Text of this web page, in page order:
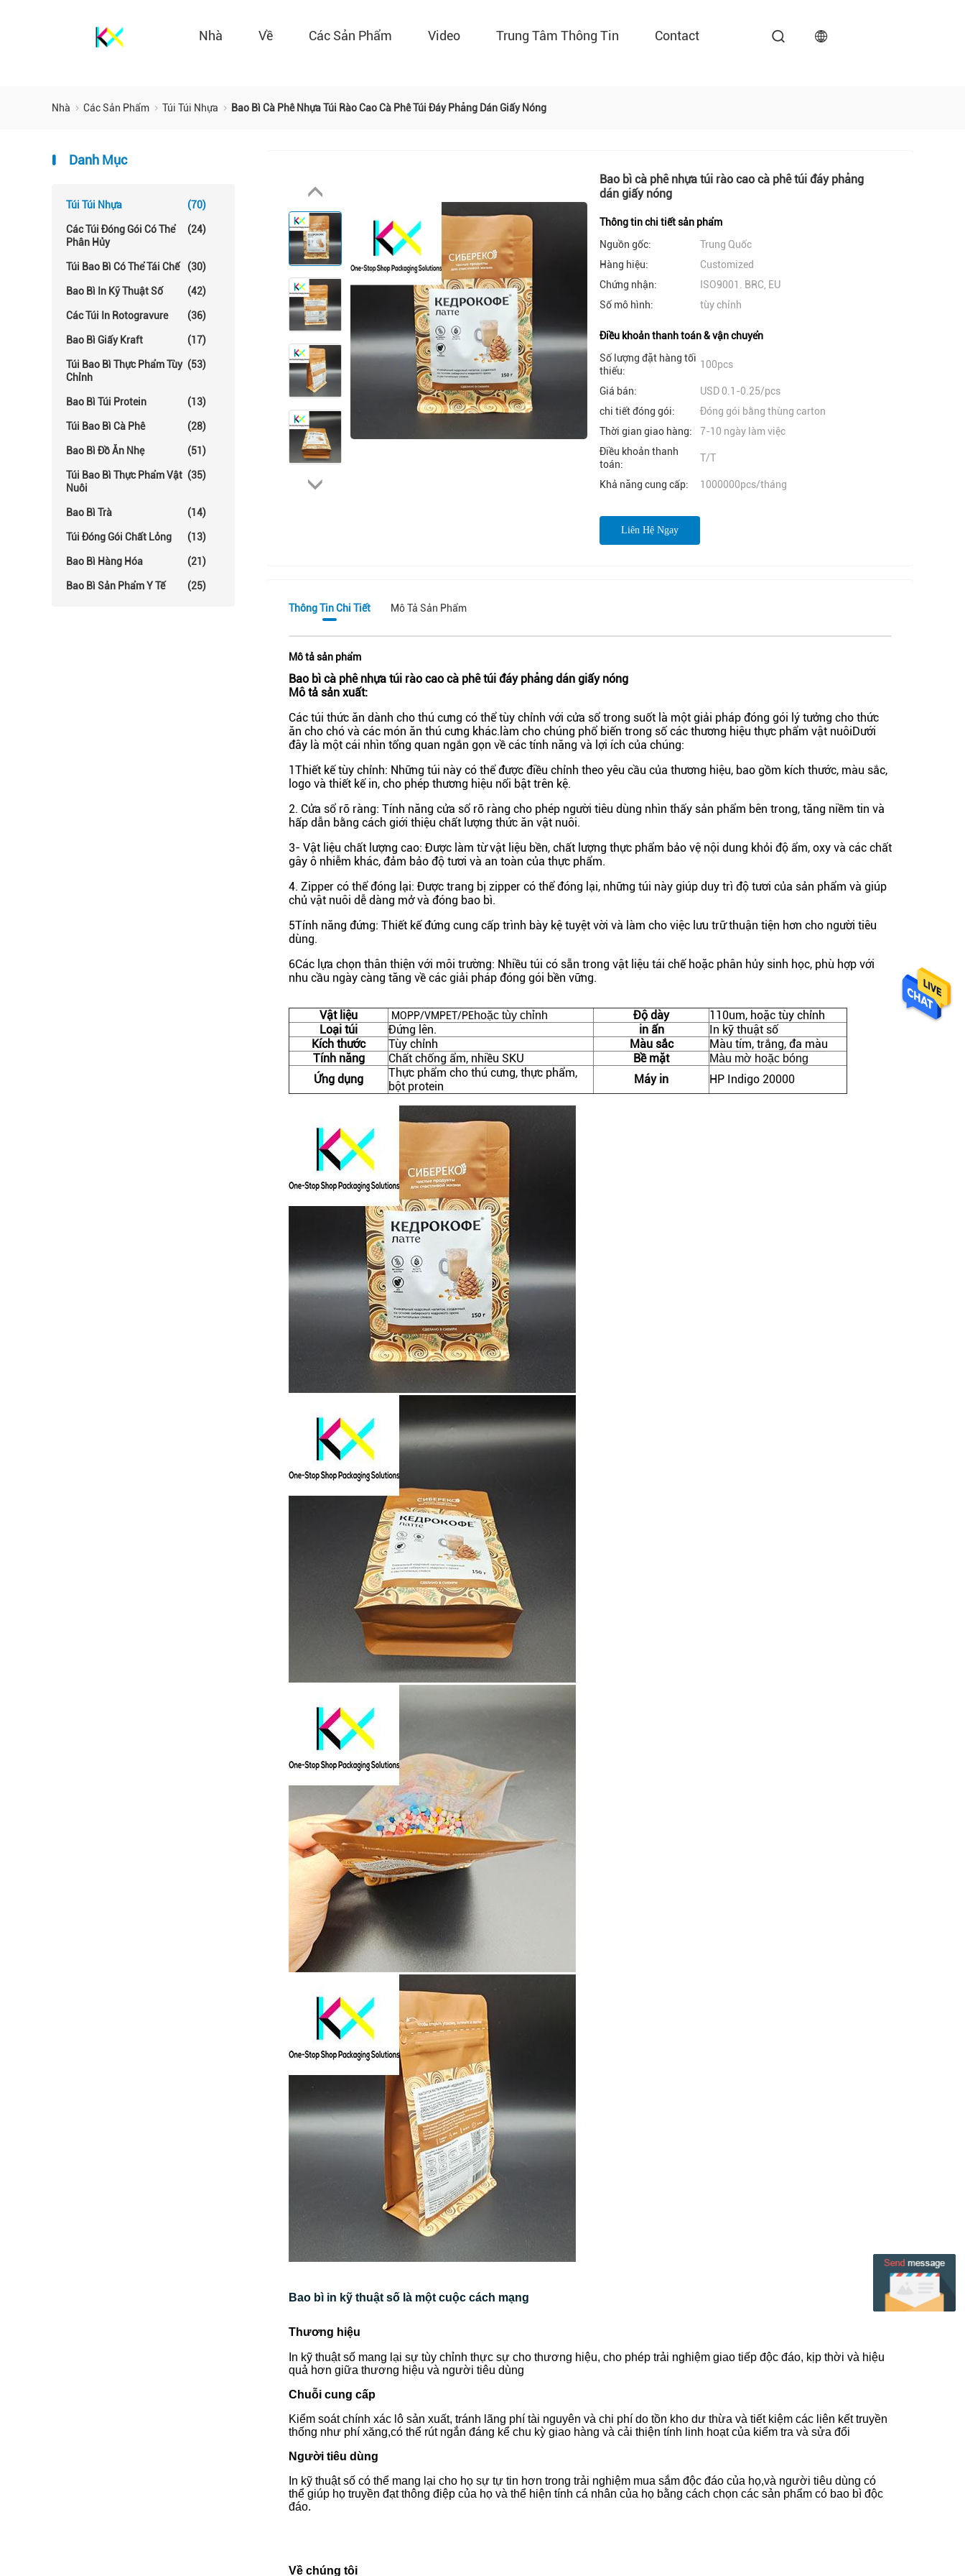
Nhà Về Các Sản Phẩm Video Trung Tâm Thông Tin Contact
Nhà Các Sản Phẩm Túi Túi Nhựa Bao Bì Cà Phê Nhựa Túi Rào Cao Cà Phê Túi Đáy Phẳng Dán Giấy Nóng
Danh Mục
Túi Túi Nhựa (70)
Các Túi Đóng Gói Có Thể
Phân Hủy
(24)
Túi Bao Bì Có Thể Tái Chế (30)
Bao Bì In Kỹ Thuật Số (42)
Các Túi In Rotogravure (36)
Bao Bì Giấy Kraft (17)
Túi Bao Bì Thực Phẩm Tùy
Chỉnh
(53)
Bao Bì Túi Protein (13)
Túi Bao Bì Cà Phê (28)
Bao Bì Đồ Ăn Nhẹ (51)
Túi Bao Bì Thực Phẩm Vật
Nuôi
(35)
Bao Bì Trà (14)
Túi Đóng Gói Chất Lỏng (13)
Bao Bì Hàng Hóa (21)
Bao Bì Sản Phẩm Y Tế (25)
Bao bì cà phê nhựa túi rào cao cà phê túi đáy phẳng
dán giấy nóng
Thông tin chi tiết sản phẩm
Nguồn gốc:
Trung Quốc
Hàng hiệu:
Customized
Chứng nhận:
ISO9001. BRC, EU
Số mô hình:
tùy chỉnh
Điều khoản thanh toán & vận chuyển
Số lượng đặt hàng tối
thiểu:
100pcs
Giá bán:
USD 0.1-0.25/pcs
chi tiết đóng gói:
Đóng gói bằng thùng carton
Thời gian giao hàng:
7-10 ngày làm việc
Điều khoản thanh
toán:
T/T
Khả năng cung cấp: 1000000pcs/tháng
Liên Hệ Ngay
Thông Tin Chi Tiết Mô Tả Sản Phẩm
Mô tả sản phẩm
Bao bì cà phê nhựa túi rào cao cà phê túi đáy phẳng dán giấy nóng
Mô tả sản xuất:
Các túi thức ăn dành cho thú cưng có thể tùy chỉnh với cửa sổ trong suốt là một giải pháp đóng gói lý tưởng cho thức
ăn cho chó và các món ăn thú cưng khác.làm cho chúng phổ biến trong số các thương hiệu thực phẩm vật nuôiDưới
đây là một cái nhìn tổng quan ngắn gọn về các tính năng và lợi ích của chúng:
1Thiết kế tùy chỉnh: Những túi này có thể được điều chỉnh theo yêu cầu của thương hiệu, bao gồm kích thước, màu sắc,
logo và thiết kế in, cho phép thương hiệu nổi bật trên kệ.
2. Cửa sổ rõ ràng: Tính năng cửa sổ rõ ràng cho phép người tiêu dùng nhìn thấy sản phẩm bên trong, tăng niềm tin và
hấp dẫn bằng cách giới thiệu chất lượng thức ăn vật nuôi.
3- Vật liệu chất lượng cao: Được làm từ vật liệu bền, chất lượng thực phẩm bảo vệ nội dung khỏi độ ẩm, oxy và các chất
gây ô nhiễm khác, đảm bảo độ tươi và an toàn của thực phẩm.
4. Zipper có thể đóng lại: Được trang bị zipper có thể đóng lại, những túi này giúp duy trì độ tươi của sản phẩm và giúp
chủ vật nuôi dễ dàng mở và đóng bao bì.
5Tính năng đứng: Thiết kế đứng cung cấp trình bày kệ tuyệt vời và làm cho việc lưu trữ thuận tiện hơn cho người tiêu
dùng.
6Các lựa chọn thân thiện với môi trường: Nhiều túi có sẵn trong vật liệu tái chế hoặc phân hủy sinh học, phù hợp với
nhu cầu ngày càng tăng về các giải pháp đóng gói bền vững.
Vật liệu MOPP/VMPET/PEhoặc tùy chỉnh Độ dày
110um, hoặc tùy chỉnh
Loại túi
Đứng lên. in ấn
In kỹ thuật số
Kích thước
Tùy chỉnh Màu sắc
Màu tím, trắng, đa màu
Tính năng
Chất chống ẩm, nhiều SKU Bề mặt Màu mờ hoặc bóng
Ứng dụng
Thực phẩm cho thú cưng, thực phẩm,
bột protein
Máy in HP Indigo 20000
Bao bì in kỹ thuật số là một cuộc cách mạng
Thương hiệu
In kỹ thuật số mang lại sự tùy chỉnh thực sự cho thương hiệu, cho phép trải nghiệm giao tiếp độc đáo, kịp thời và hiệu
quả hơn giữa thương hiệu và người tiêu dùng
Chuỗi cung cấp
Kiểm soát chính xác lô sản xuất, tránh lãng phí tài nguyên và chi phí do tồn kho dư thừa và tiết kiệm các liên kết truyền
thống như phí xăng,có thể rút ngắn đáng kể chu kỳ giao hàng và cải thiện tính linh hoạt của kiểm tra và sửa đổi
Người tiêu dùng
In kỹ thuật số có thể mang lại cho họ sự tự tin hơn trong trải nghiệm mua sắm độc đáo của họ,và người tiêu dùng có
thể giúp họ truyền đạt thông điệp của họ và thể hiện tính cá nhân của họ bằng cách chọn các sản phẩm có bao bì độc
đáo.
Về chúng tôi